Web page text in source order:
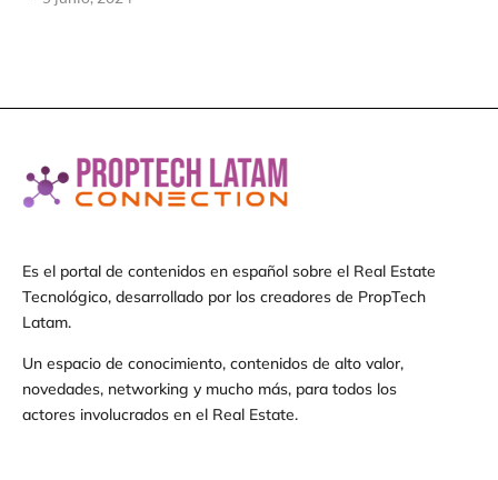
Es el portal de contenidos en español sobre el Real Estate
Tecnológico, desarrollado por los creadores de PropTech
Latam.
Un espacio de conocimiento, contenidos de alto valor,
novedades, networking y mucho más, para todos los
actores involucrados en el Real Estate.